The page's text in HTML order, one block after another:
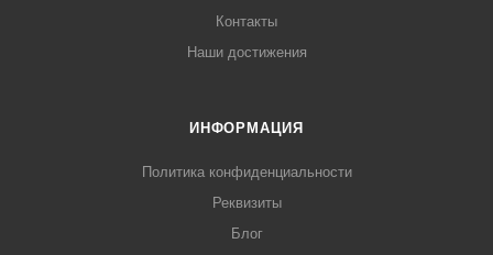
Контакты
Наши достижения
ИНФОРМАЦИЯ
Политика конфиденциальности
Реквизиты
Блог